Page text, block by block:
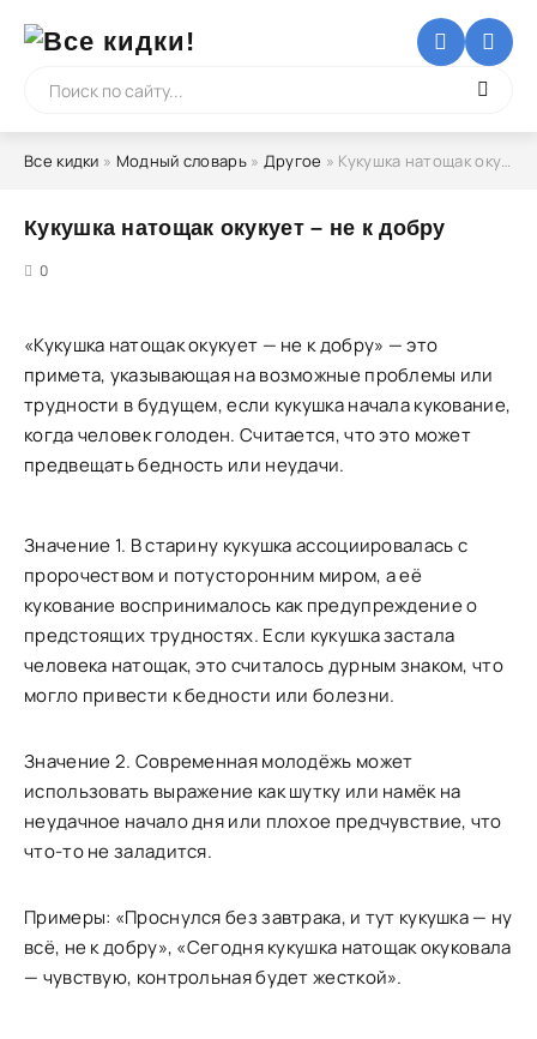
Все кидки » Модный словарь» Другое » Кукушка натощак окукует – не к добру
Кукушка натощак окукует – не к добру
0
«Кукушка натощак окукует — не к добру» — это
примета, указывающая на возможные проблемы или
трудности в будущем, если кукушка начала кукование,
когда человек голоден. Считается, что это может
предвещать бедность или неудачи.
Значение 1. В старину кукушка ассоциировалась с
пророчеством и потусторонним миром, а её
кукование воспринималось как предупреждение о
предстоящих трудностях. Если кукушка застала
человека натощак, это считалось дурным знаком, что
могло привести к бедности или болезни.
Значение 2. Современная молодёжь может
использовать выражение как шутку или намёк на
неудачное начало дня или плохое предчувствие, что
что-то не заладится.
Примеры: «Проснулся без завтрака, и тут кукушка — ну
всё, не к добру», «Сегодня кукушка натощак окуковала
— чувствую, контрольная будет жесткой».